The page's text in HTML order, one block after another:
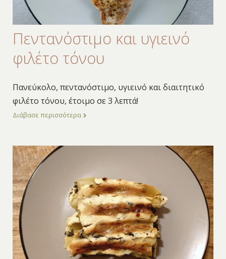
Πεντανόστιμο και υγιεινό
φιλέτο τόνου
Πανεύκολο, πεντανόστιμο, υγιεινό και διαιτητικό
φιλέτο τόνου, έτοιμο σε 3 λεπτά!
Διάβασε περισσότερα